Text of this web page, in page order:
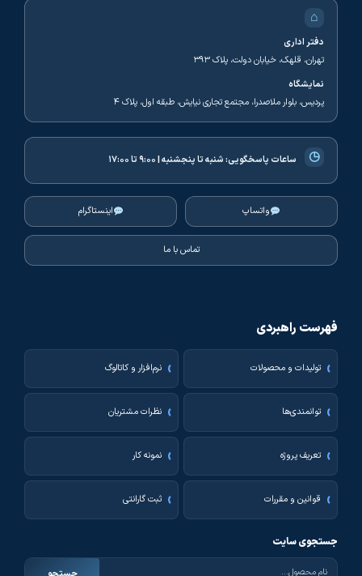
⌂
دفتر اداری
تهران، قلهک، خیابان دولت، پلاک ۳۹۳
نمایشگاه
پردیس، بلوار ملاصدرا، مجتمع تجاری نیایش، طبقه اول، پلاک ۴
◷ ساعات پاسخگویی:شنبه تا پنجشنبه | ۹:۰۰ تا ۱۷:۰۰
واتساپ اینستاگرام
تماس با ما
فهرست راهبردی
تولیدات و محصولات نرم‌افزار و کاتالوگ
توانمندی‌ها نظرات مشتریان
تعریف پروژه نمونه کار
قوانین و مقررات ثبت گارانتی
جستجوی سایت